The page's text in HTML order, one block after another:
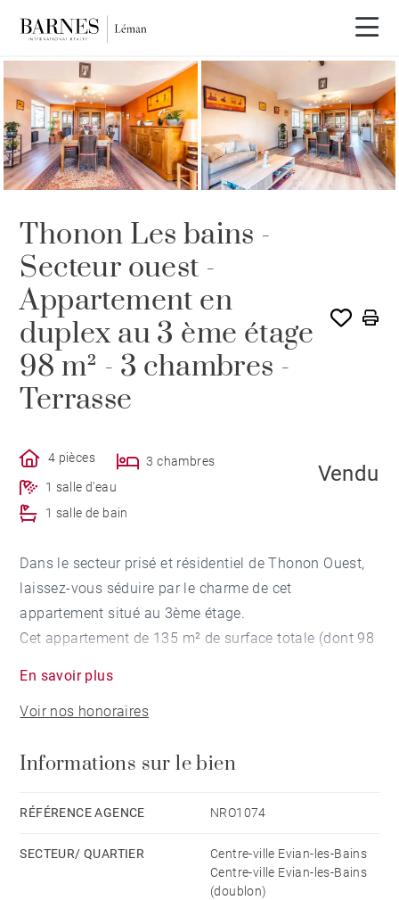
VENDU PAR BARNES
Thonon Les bains -
Secteur ouest -
Appartement en
duplex au 3 ème étage
98 m² - 3 chambres -
Terrasse
4 pièces
3 chambres
1 salle d'eau
1 salle de bain
Vendu
Dans le secteur prisé et résidentiel de Thonon Ouest,
laissez-vous séduire par le charme de cet
appartement situé au 3ème étage.
Cet appartement de 135 m² de surface totale (dont 98
offrant une belle hauteur sous plafond.
Vous apprécierez la pièce de vie semi-ouverte sur la
Dietrich". Le niveau principal propose également une
À l'étage, la partie nuit totalise deux chambres dont
Une terrasse et un balcon avec exposition sud,
sud/est, vous permettront de profiter de moments
En savoir plus
Voir nos honoraires
Informations sur le bien
RÉFÉRENCE AGENCE NRO1074
SECTEUR/ QUARTIER
Centre-ville Evian-les-Bains
Centre-ville Evian-les-Bains
(doublon)